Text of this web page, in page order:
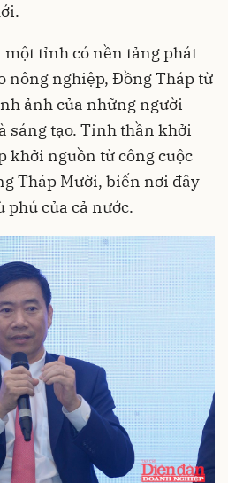
một tỉnh có nền tảng phát
nông nghiệp, Đồng Tháp từ
ảnh của những người
sáng tạo. Tinh thần khởi
khởi nguồn từ công cuộc
Tháp Mười, biến nơi đây
của cả nước.